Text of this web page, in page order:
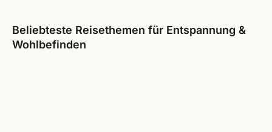
Beliebteste Reisethemen für Entspannung &
Wohlbefinden